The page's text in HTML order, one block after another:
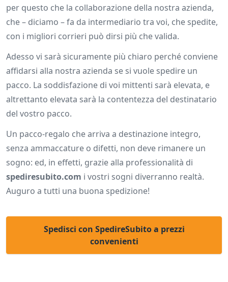
per questo che la collaborazione della nostra azienda,
che – diciamo – fa da intermediario tra voi, che spedite,
con i migliori corrieri può dirsi più che valida.
Adesso vi sarà sicuramente più chiaro perché conviene
affidarsi alla nostra azienda se si vuole spedire un
pacco. La soddisfazione di voi mittenti sarà elevata, e
altrettanto elevata sarà la contentezza del destinatario
del vostro pacco.
Un pacco-regalo che arriva a destinazione integro,
senza ammaccature o difetti, non deve rimanere un
sogno: ed, in effetti, grazie alla professionalità di
spediresubito.com i vostri sogni diverranno realtà.
Auguro a tutti una buona spedizione!
Spedisci con SpedireSubito a prezzi
convenienti